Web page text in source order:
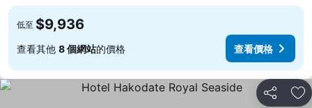
低至 $9,936
查看其他 8 個網站的價格 查看價格
分享 加